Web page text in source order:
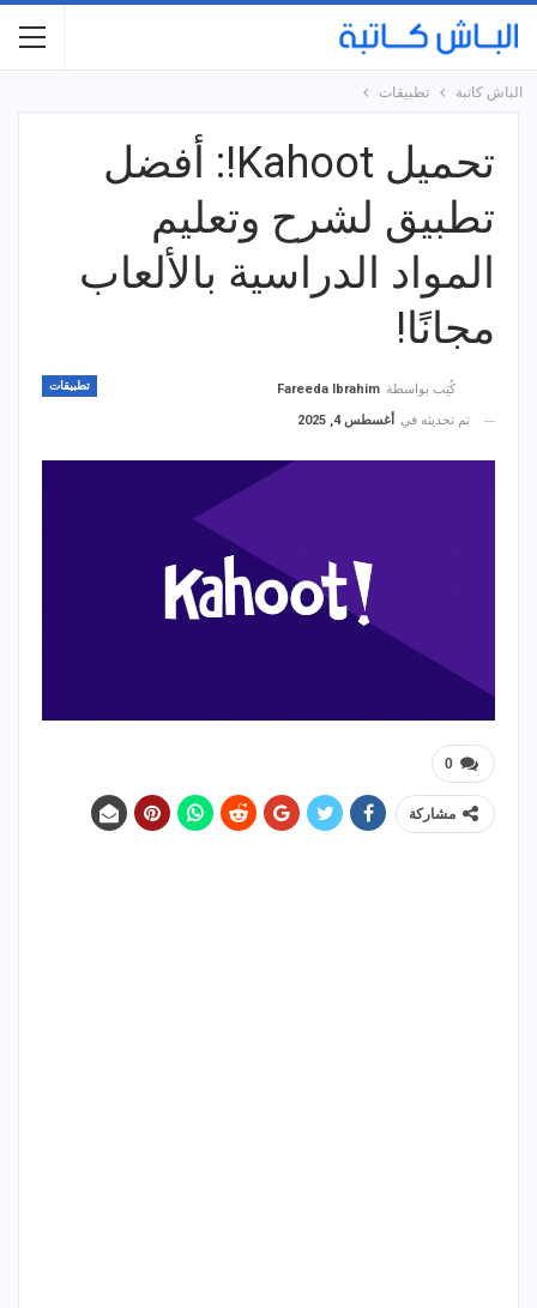
الباش كاتبة تطبيقات
تحميل Kahoot!: أفضل
تطبيق لشرح وتعليم
المواد الدراسية بالألعاب
مجانًا!
تطبيقات كُتِب بواسطة Fareeda Ibrahim
تم تحديثه في
أغسطس 4, 2025
0
مشاركة